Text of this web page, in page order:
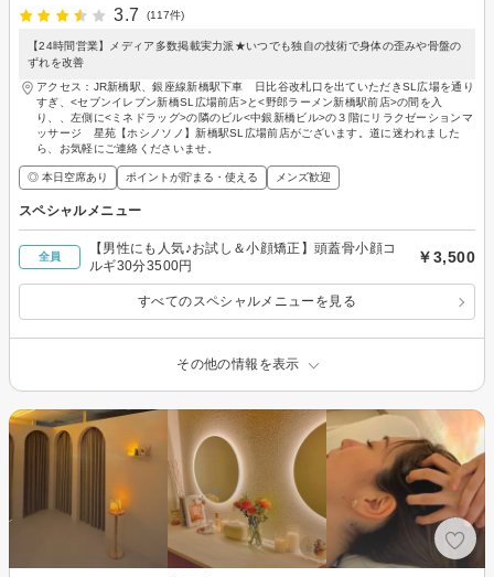
3.7
(117件)
【24時間営業】メディア多数掲載実力派★いつでも独自の技術で身体の歪みや骨盤の
ずれを改善
アクセス：JR新橋駅、銀座線新橋駅下車 日比谷改札口を出ていただきSL広場を通り
すぎ、<セブンイレブン新橋SL広場前店>と<野郎ラーメン新橋駅前店>の間を入
り、、左側に<ミネドラッグ>の隣のビル<中銀新橋ビル>の３階にリラクゼーションマ
ッサージ 星苑【ホシノソノ】新橋駅SL広場前店がございます。道に迷われました
ら、お気軽にご連絡くださいませ。
◎ 本日空席あり ポイントが貯まる・使える メンズ歓迎
スペシャルメニュー
全員
【男性にも人気♪お試し＆小顔矯正】頭蓋骨小顔コ
ルギ30分3500円
￥3,500
すべてのスペシャルメニューを見る
その他の情報を表示